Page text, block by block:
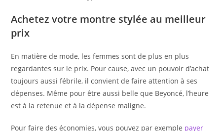
Achetez votre montre stylée au meilleur
prix
En matière de mode, les femmes sont de plus en plus
regardantes sur le prix. Pour cause, avec un pouvoir d’achat
toujours aussi fébrile, il convient de faire attention à ses
dépenses. Même pour être aussi belle que Beyoncé, l’heure
est à la retenue et à la dépense maligne.
Pour faire des économies, vous pouvez par exemple payer